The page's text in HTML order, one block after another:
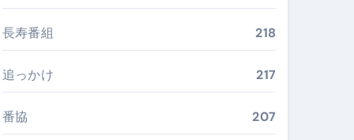
すめ・選び方・洗い方・Q&Aまで
たの寝室に最適解を出す快眠ガイド
足腰と体幹”を育てる選び方＆続け方ガイド
長寿番組 218
追っかけ 217
番協 207